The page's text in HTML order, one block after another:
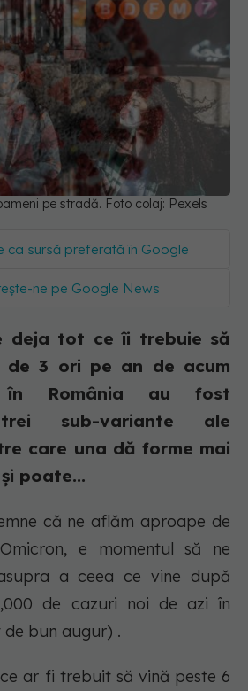
pe stradă. Foto colaj: Pexels
ca sursă preferată în Google
ne pe Google News
deja tot ce îi trebuie să
de 3 ori pe an de acum
în România au fost
sub-variante ale
care una dă forme mai
poate...
că ne aflăm aproape de
e momentul să ne
a ceea ce vine după
de cazuri noi de azi în
de bun augur) .
ar fi trebuit să vină peste 6